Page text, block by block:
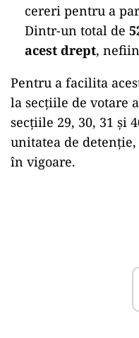
cereri pentru a
Dintr-un total de
acest drept,
Pentru a facilita
la secțiile de votare
secțiile 29, 30, 31 și
unitatea de
în vigoare.